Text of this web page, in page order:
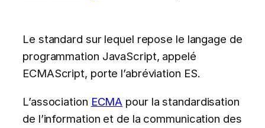
Le standard sur lequel repose le langage de
programmation JavaScript, appelé
ECMAScript, porte l’abréviation ES.
L’association ECMA pour la standardisation
de l’information et de la communication des